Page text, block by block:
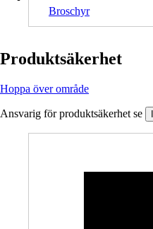
Broschyr
Produktsäkerhet
Hoppa över område
Ansvarig för produktsäkerhet se